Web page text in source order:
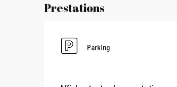
Prestations
Parking